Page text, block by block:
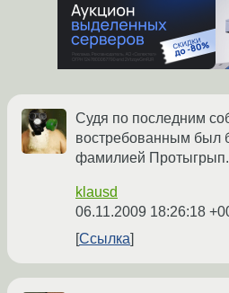
Судя по последним
востребованным был
фамилией Протыгрып.
klausd
06.11.2009 18:26:18
Ссылка